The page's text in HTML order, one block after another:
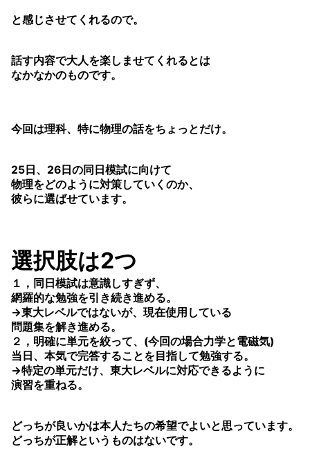
と感じさせてくれるので。
話す内容で大人を楽しませてくれるとは
なかなかのものです。
今回は理科、特に物理の話をちょっとだけ。
25日、26日の同日模試に向けて
物理をどのように対策していくのか、
彼らに選ばせています。
選択肢は2つ
１，同日模試は意識しすぎず、
網羅的な勉強を引き続き進める。
→東大レベルではないが、現在使用している
問題集を解き進める。
２，明確に単元を絞って、(今回の場合力学と電磁気)
当日、本気で完答することを目指して勉強する。
→特定の単元だけ、東大レベルに対応できるように
演習を重ねる。
どっちが良いかは本人たちの希望でよいと思っています。
どっちが正解というものはないです。